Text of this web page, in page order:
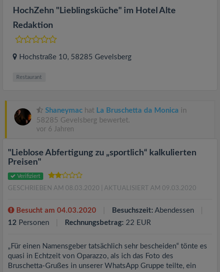
HochZehn "Lieblingsküche" im Hotel Alte
Redaktion
Hochstraße 10, 58285 Gevelsberg
Restaurant
Shaneymac hat La Bruschetta da Monica in
58285 Gevelsberg bewertet.
vor 6 Jahren
"Lieblose Abfertigung zu „sportlich“ kalkulierten
Preisen"
Verifiziert
GESCHRIEBEN AM 08.03.2020 | AKTUALISIERT AM 09.03.2020
Besucht am 04.03.2020 Besuchszeit: Abendessen
12 Personen Rechnungsbetrag: 22 EUR
„Für einen Namensgeber tatsächlich sehr bescheiden“ tönte es
quasi in Echtzeit von Oparazzo, als ich das Foto des
Bruschetta-Grußes in unserer WhatsApp Gruppe teilte, ein